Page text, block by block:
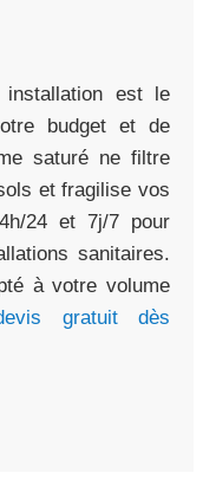
est le
budget et de
saturé ne filtre
et fragilise vos
24 et 7j/7 pour
sanitaires.
à votre volume
gratuit dès